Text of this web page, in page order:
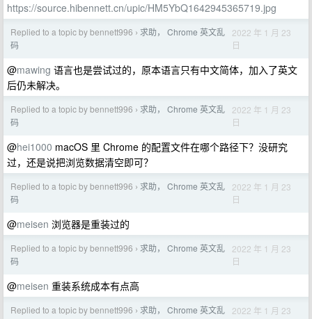
https://source.hibennett.cn/upic/HM5YbQ1642945365719.jpg
Replied to a topic by bennett996 › 求助， Chrome 英文乱
码
2022 年 1 月 23
日
@mawing 语言也是尝试过的，原本语言只有中文简体，加入了英文
后仍未解决。
Replied to a topic by bennett996 › 求助， Chrome 英文乱
码
2022 年 1 月 23
日
@hei1000 macOS 里 Chrome 的配置文件在哪个路径下？没研究
过，还是说把浏览数据清空即可？
Replied to a topic by bennett996 › 求助， Chrome 英文乱
码
2022 年 1 月 23
日
@meisen 浏览器是重装过的
Replied to a topic by bennett996 › 求助， Chrome 英文乱
码
2022 年 1 月 23
日
@meisen 重装系统成本有点高
Replied to a topic by bennett996 › 求助， Chrome 英文乱
2022 年 1 月 23